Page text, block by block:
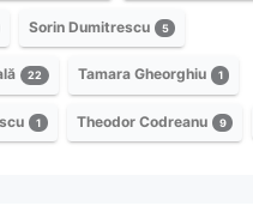
Sorin Dumitrescu 5
22 Tamara Gheorghiu 1
1 Theodor Codreanu 9